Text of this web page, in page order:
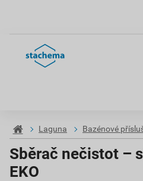
Laguna Bazénové
Sběrač nečistot –
EKO